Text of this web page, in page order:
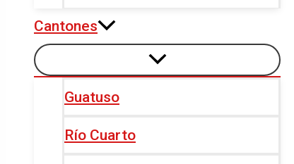
Cantones
Guatuso
Río Cuarto